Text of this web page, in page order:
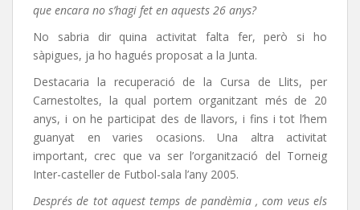
que encara no s’hagi fet en aquests 26 anys?
No sabria dir quina activitat falta fer, però si ho
sàpigues, ja ho hagués proposat a la Junta.
Destacaria la recuperació de la Cursa de Llits, per
Carnestoltes, la qual portem organitzant més de 20
anys, i on he participat des de llavors, i fins i tot l’hem
guanyat en varies ocasions. Una altra activitat
important, crec que va ser l’organització del Torneig
Inter-casteller de Futbol-sala l’any 2005.
Després de tot aquest temps de pandèmia , com veus els